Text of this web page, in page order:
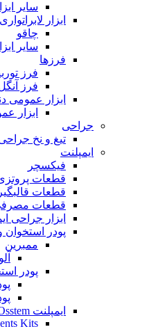
سایر
ابزار لابراتواری
چاقو
سایر
فرزها
فرز
فرز
ابزار عمومی
ابزار
جراحی
تیغ و نخ
ایمپلنت
فیکسچر
قطعات
قطعات
قطعات
ابزار جراحی
پودر استخوان
ممبرین
پودر
ایمپلنت Osstem
Kits